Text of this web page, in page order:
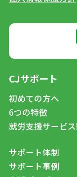
CJサポート
初めての方へ
6つの特徴
就労支援サービ
サポート体制
サポート事例